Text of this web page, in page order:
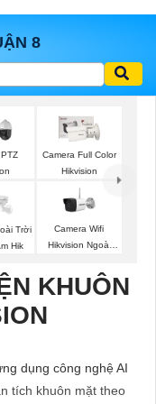
8
Camera Full Color
Hikvision
Trời
Hik
Camera Wifi
Hikvision Ngoài
KHUÔN
dụng công nghệ AI
tích khuôn mặt theo